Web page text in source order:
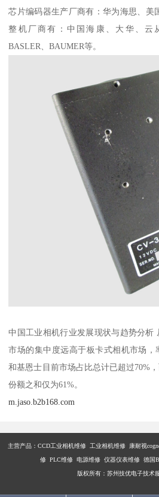
芯片编码器生产厂商有：华为海思、美
整机厂商有：中国海康、大华、云
BASLER、BAUMER等。
中国工业相机行业发展现状与趋势分析
市场的集中度远高于板卡式相机市场
和基恩士目前市场占比总计已超过70%
份额之和仅为61%。
m.jaso.b2b168.com
主营产品： CCD工业相机维修 工业相机维修 康耐视
修 PLC维修 电源维修 仪器仪表维修 德国
版权所有：苏州技优电子技术